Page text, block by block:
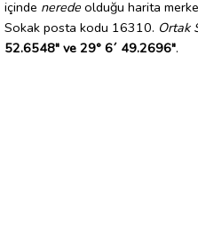
içinde nerede olduğu harita
Sokak posta kodu 16310. Ortak
52.6548" ve 29° 6´ 49.2696".